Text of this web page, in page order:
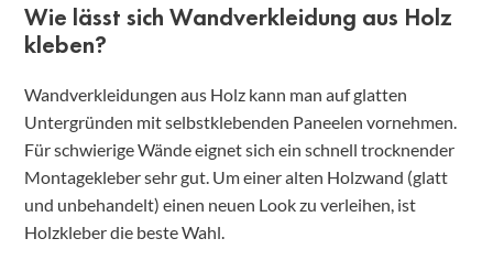
Wie lässt sich Wandverkleidung aus Holz
kleben?
Wandverkleidungen aus Holz kann man auf glatten
Untergründen mit selbstklebenden Paneelen vornehmen.
Für schwierige Wände eignet sich ein schnell trocknender
Montagekleber sehr gut. Um einer alten Holzwand (glatt
und unbehandelt) einen neuen Look zu verleihen, ist
Holzkleber die beste Wahl.